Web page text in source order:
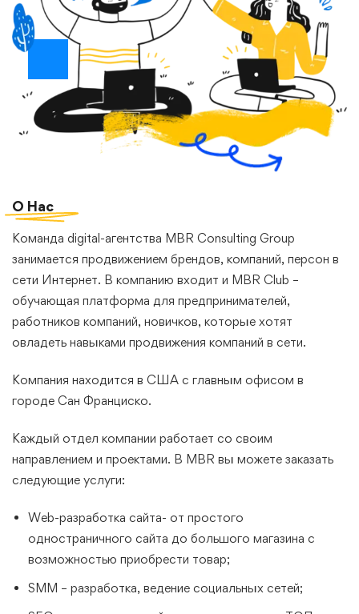
О Нас
Команда digital-агентства MBR Consulting Group
занимается продвижением брендов, компаний, персон в
сети Интернет. В компанию входит и MBR Club –
обучающая платформа для предпринимателей,
работников компаний, новичков, которые хотят
овладеть навыками продвижения компаний в сети.
Компания находится в США с главным офисом в
городе Сан Франциско.
Каждый отдел компании работает со своим
направлением и проектами. В MBR вы можете заказать
следующие услуги:
Web-разработка сайта- от простого
одностраничного сайта до большого магазина с
возможностью приобрести товар;
SMM – разработка, ведение социальных сетей;